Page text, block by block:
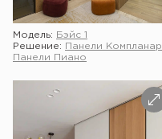
Модель:
Бэйс 1
Решение:
Панели Компланар
Панели Пиано